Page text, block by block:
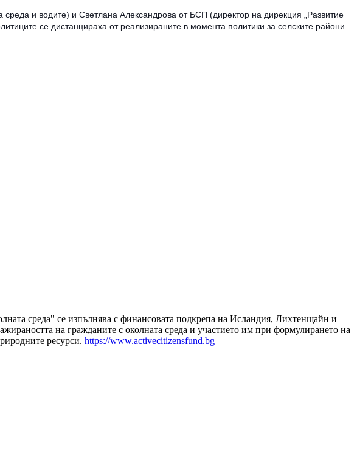
и водите) и Светлана Александрова от БСП (директор на дирекция „Развитие
се дистанцираха от реализираните в момента политики за селските райони.
среда" се изпълнява с финансовата подкрепа на Исландия, Лихтенщайн и
на гражданите с околната среда и участието им при формулирането на
ресурси. https://www.activecitizensfund.bg